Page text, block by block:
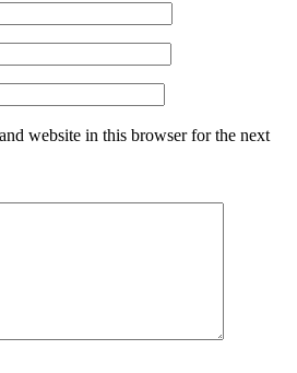
website in this browser for the next